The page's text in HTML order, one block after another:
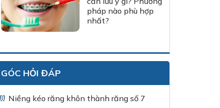
pháp nào phù hợp
nhất?
GÓC HỎI ĐÁP
Niềng kéo răng khôn thành răng số 7